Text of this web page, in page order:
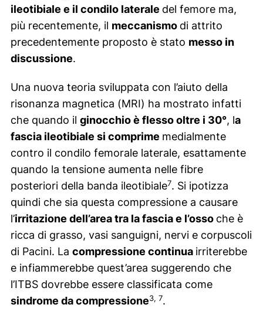
ileotibiale e il condilo laterale del femore ma,
più recentemente, il meccanismo di attrito
precedentemente proposto è stato messo in
discussione.
Una nuova teoria sviluppata con l’aiuto della
risonanza magnetica (MRI) ha mostrato infatti
che quando il ginocchio è flesso oltre i 30°, la
fascia ileotibiale si comprime medialmente
contro il condilo femorale laterale, esattamente
quando la tensione aumenta nelle fibre
posteriori della banda ileotibiale7. Si ipotizza
quindi che sia questa compressione a causare
l’irritazione dell’area tra la fascia e l’osso che è
ricca di grasso, vasi sanguigni, nervi e corpuscoli
di Pacini. La compressione continua irriterebbe
e infiammerebbe quest’area suggerendo che
l’ITBS dovrebbe essere classificata come
sindrome da compressione3, 7.